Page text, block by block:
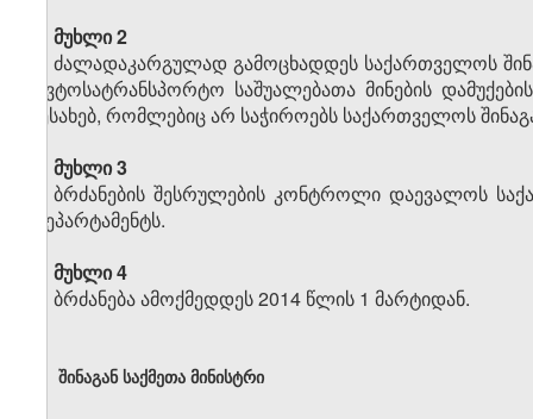
მუხლი 2
ძალადაკარგულად გამოცხადდეს საქართველოს
„ავტოსატრანსპორტო საშუალებათა მინების
შესახებ, რომლებიც არ საჭიროებს საქართველოს
მუხლი 3
ბრძანების შესრულების კონტროლი დაევალოს
დეპარტამენტს.
მუხლი 4
ბრძანება ამოქმედდეს 2014 წლის 1 მარტიდან.
შინაგან საქმეთა მინისტრი